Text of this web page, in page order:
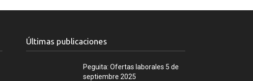
Últimas publicaciones
Peguita: Ofertas laborales 5 de
septiembre 2025